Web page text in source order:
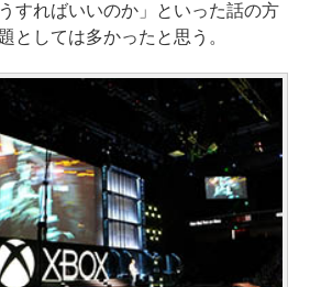
すればいいのか」といった話の方
としては多かったと思う。